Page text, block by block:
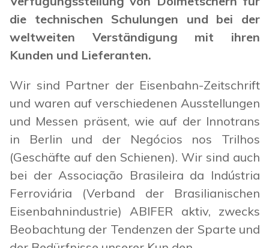
die technischen Schulungen und bei der
weltweiten Verständigung mit ihren
Kunden und Lieferanten.
Wir sind Partner der Eisenbahn-Zeitschrift
und waren auf verschiedenen Ausstellungen
und Messen präsent, wie auf der Innotrans
in Berlin und der Negócios nos Trilhos
(Geschäfte auf den Schienen). Wir sind auch
bei der Associação Brasileira da Indústria
Ferroviária (Verband der Brasilianischen
Eisenbahnindustrie) ABIFER aktiv, zwecks
Beobachtung der Tendenzen der Sparte und